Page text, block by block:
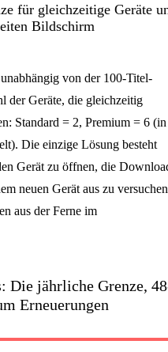
für gleichzeitige Geräte
Bildschirm
von der 100-Titel-
der Geräte, die gleichzeitig
Standard = 2, Premium = 6
Die einzige Lösung besteht
Gerät zu öffnen, die
neuen Gerät aus zu
aus der Ferne im
Die jährliche Grenze,
Erneuerungen